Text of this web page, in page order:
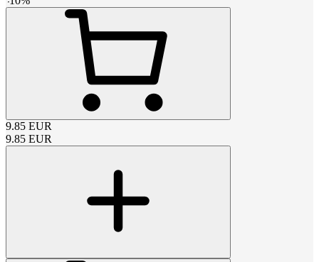
9.85 EUR
9.85 EUR